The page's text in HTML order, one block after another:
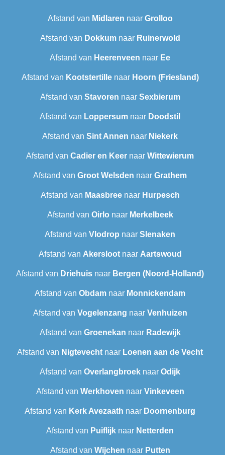
Afstand van Midlaren naar Grolloo
Afstand van Dokkumnaar Ruinerwold
Afstand van Heerenveen naar Ee
Afstand van Kootstertillenaar Hoorn (Friesland)
Afstand van Stavoren naar Sexbierum‎
Afstand van Loppersum naar Doodstil
Afstand van Sint Annen naar Niekerk
Afstand van Cadier en Keer naar Wittewierum
Afstand van Groot Welsden naar Grathem
Afstand van Maasbreenaar Hurpesch
Afstand van Oirlo naar Merkelbeek
Afstand van Vlodrop naar Slenaken
Afstand van Akerslootnaar Aartswoud
Afstand van Driehuis naar Bergen (Noord-Holland)
Afstand van Obdam naar Monnickendam
Afstand van Vogelenzang naar Venhuizen
Afstand van Groenekan naar Radewijk
Afstand van Nigtevecht naar Loenen aan de Vecht
Afstand van Overlangbroek naar Odijk
Afstand van Werkhoven naar Vinkeveen
Afstand van Kerk Avezaath naar Doornenburg
Afstand van Puiflijk naar Netterden
Afstand van Wijchen naar Putten